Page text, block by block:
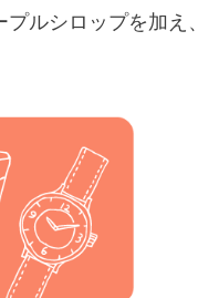
ルシロップを加え、